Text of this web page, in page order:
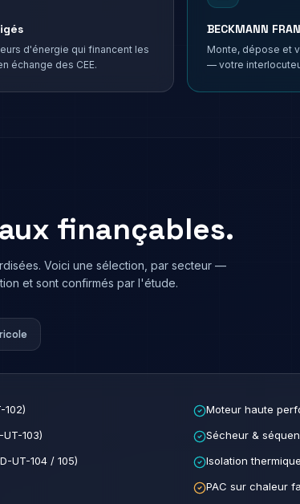
d'énergie qui financent les
échange des CEE.
BECKMANN
Monte, dépose et
— votre
finançables.
Voici une sélection, par secteur —
et sont confirmés par l'étude.
102)
Moteur haute
103)
Sécheur &
UT-104 / 105)
Isolation
PAC sur chaleur